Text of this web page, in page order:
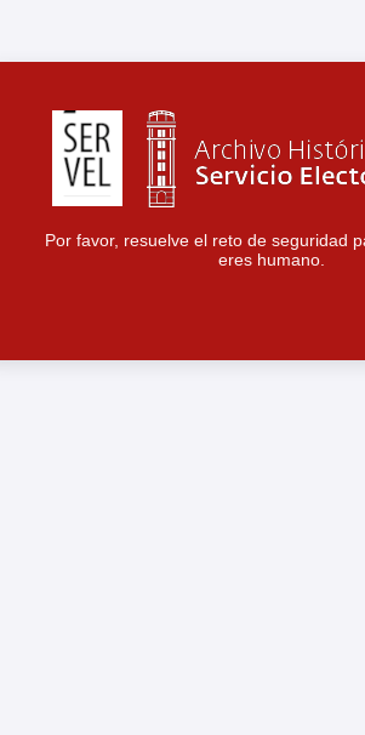
Por favor, resuelve el reto de seguridad
eres humano.